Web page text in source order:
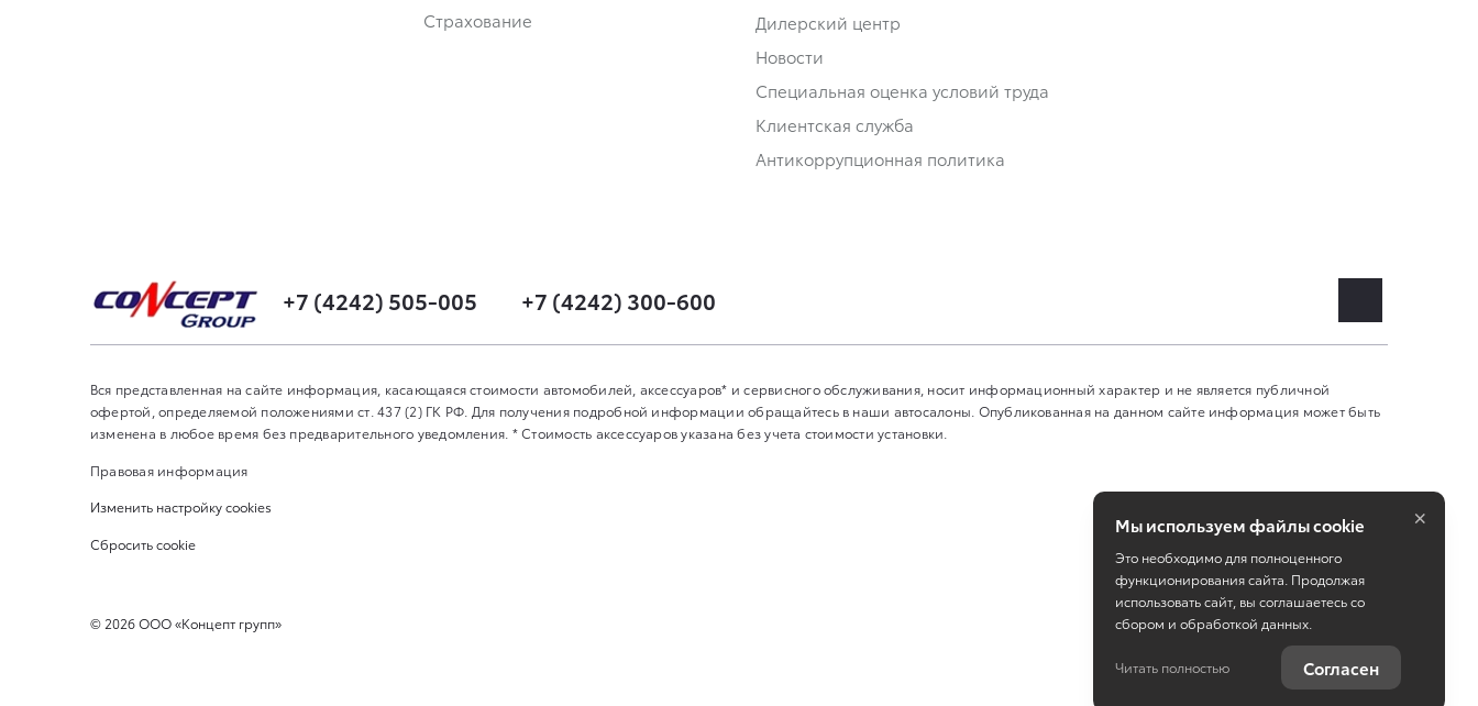
Страхование
Дилерский центр
Новости
Специальная оценка условий труда
Клиентская служба
Антикоррупционная политика
+7 (4242) 505-005 +7 (4242) 300-600
Вся представленная на сайте информация, касающаяся стоимости автомобилей, аксессуаров* и сервисного обслуживания, носит информационный характер и не является публичной
офертой, определяемой положениями ст. 437 (2) ГК РФ. Для получения подробной информации обращайтесь в наши автосалоны. Опубликованная на данном сайте информация может быть
изменена в любое время без предварительного уведомления. * Стоимость аксессуаров указана без учета стоимости установки.
Правовая информация
Изменить настройку cookies
Сбросить cookie
© 2026ООО «Концепт групп» Работает на технологиях
Мы используем файлы cookie
Это необходимо для полноценного
функционирования сайта. Продолжая
использовать сайт, вы соглашаетесь со
сбором и обработкой данных.
Читать полностью Согласен
×